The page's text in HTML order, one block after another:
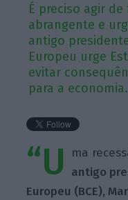
É preciso agir
abrangente e
antigo
Europeu urge
evitar
para a economia.
“U ma
antigo
Europeu (BCE),